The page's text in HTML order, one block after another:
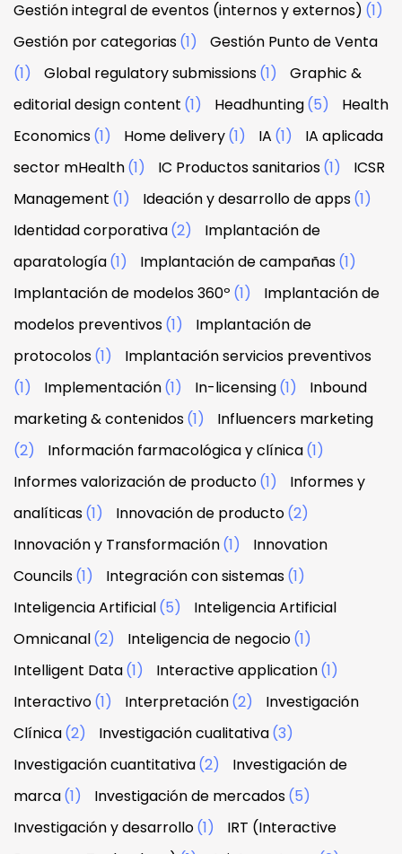
Gestión integral de eventos (internos y externos) (1)
Gestión por categorias(1)
Gestión Punto de Venta
(1)
Global regulatory submissions(1)
Graphic &
editorial design content (1) Headhunting(5)
Health
Economics(1) Home delivery(1) IA (1)
IA aplicada
sector mHealth(1) IC Productos sanitarios(1)
ICSR
Management (1) Ideación y desarrollo de apps(1)
Identidad corporativa(2)
Implantación de
aparatología(1) Implantación de campañas(1)
Implantación de modelos 360º (1)
Implantación de
modelos preventivos(1)
Implantación de
protocolos(1)
Implantación servicios preventivos
(1)
Implementación(1) In-licensing(1)
Inbound
marketing & contenidos(1)
Influencers marketing
(2)
Información farmacológica y clínica(1)
Informes valorización de producto(1)
Informes y
analíticas(1) Innovación de producto(2)
Innovación y Transformación(1)
Innovation
Councils(1) Integración con sistemas(1)
Inteligencia Artificial(5)
Inteligencia Artificial
Omnicanal(2) Inteligencia de negocio(1)
Intelligent Data(1) Interactive application(1)
Interactivo(1) Interpretación(2)
Investigación
Clínica(2) Investigación cualitativa(3)
Investigación cuantitativa(2)
Investigación de
marca(1) Investigación de mercados(5)
Investigación y desarrollo(1)
IRT (Interactive